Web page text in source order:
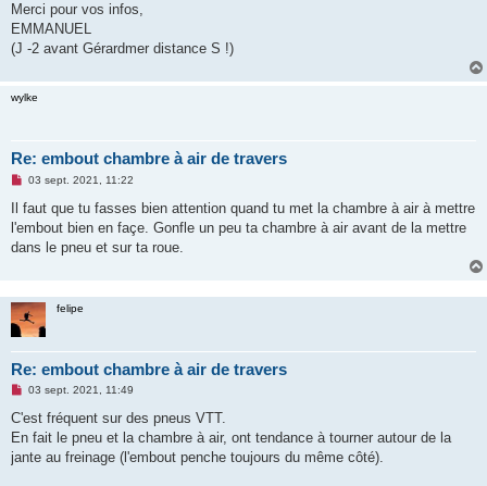
Merci pour vos infos,
EMMANUEL
(J -2 avant Gérardmer distance S !)
wylke
Re: embout chambre à air de travers
M
s
a
g
n
l
u
03 sept. 2021, 11:22
Il faut que tu fasses bien attention quand tu met la chambre à air à mettre
l'embout bien en façe. Gonfle un peu ta chambre à air avant de la mettre
dans le pneu et sur ta roue.
felipe
Re: embout chambre à air de travers
M
s
a
g
03 sept. 2021, 11:49
C'est fréquent sur des pneus VTT.
En fait le pneu et la chambre à air, ont tendance à tourner autour de la
jante au freinage (l'embout penche toujours du même côté).